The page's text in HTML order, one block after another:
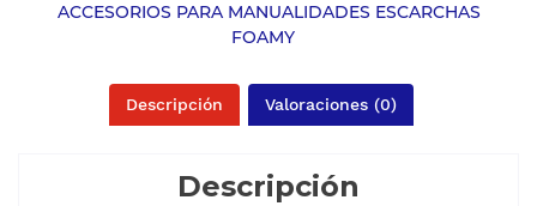
ACCESORIOS PARA MANUALIDADES ESCARCHAS
FOAMY
Descripción Valoraciones (0)
Descripción